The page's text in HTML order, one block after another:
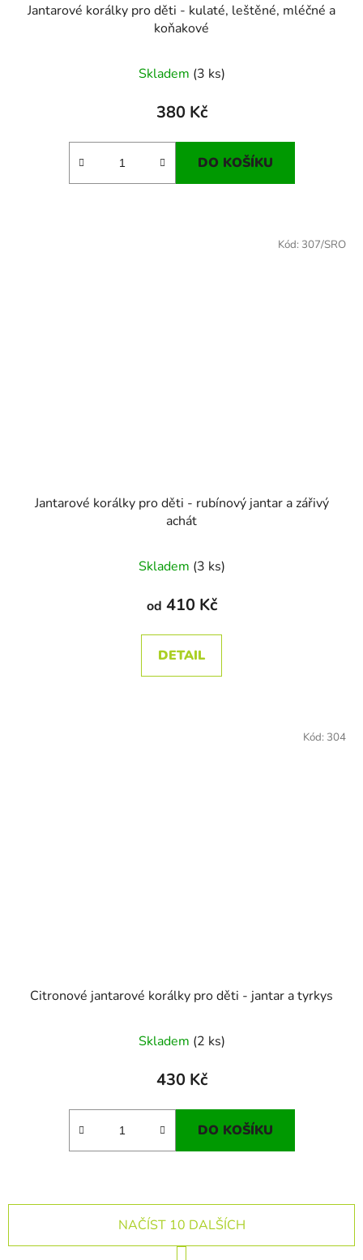
Jantarové korálky pro děti - kulaté, leštěné, mléčné a
koňakové
Skladem (3 ks)
380 Kč
DO KOŠÍKU
Jantarové korálky pro děti - rubínový jantar a zářivý
achát
Skladem (3 ks)
od 410 Kč
DETAIL
Kód: 307/SRO
Citronové jantarové korálky pro děti - jantar a tyrkys
Skladem (2 ks)
430 Kč
DO KOŠÍKU
Kód: 304
NAČÍST 10 DALŠÍCH
S